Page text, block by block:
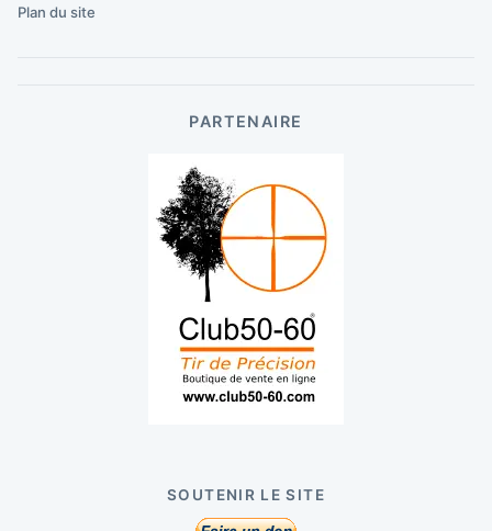
Plan du site
PARTENAIRE
SOUTENIR LE SITE